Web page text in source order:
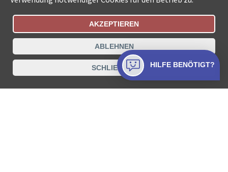
Bestellungsstatus Ämtersuche der Schweiz
Datenschutz Impressum Nutzungsbestimmungen
Kontakt
AKZEPTIEREN
ABLEHNEN
SCHLIESSEN HILFE BENÖTIGT?